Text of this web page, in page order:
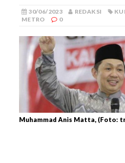
30/06/2023 REDAKSI
METRO
0
Muhammad Anis Matta, (Foto: